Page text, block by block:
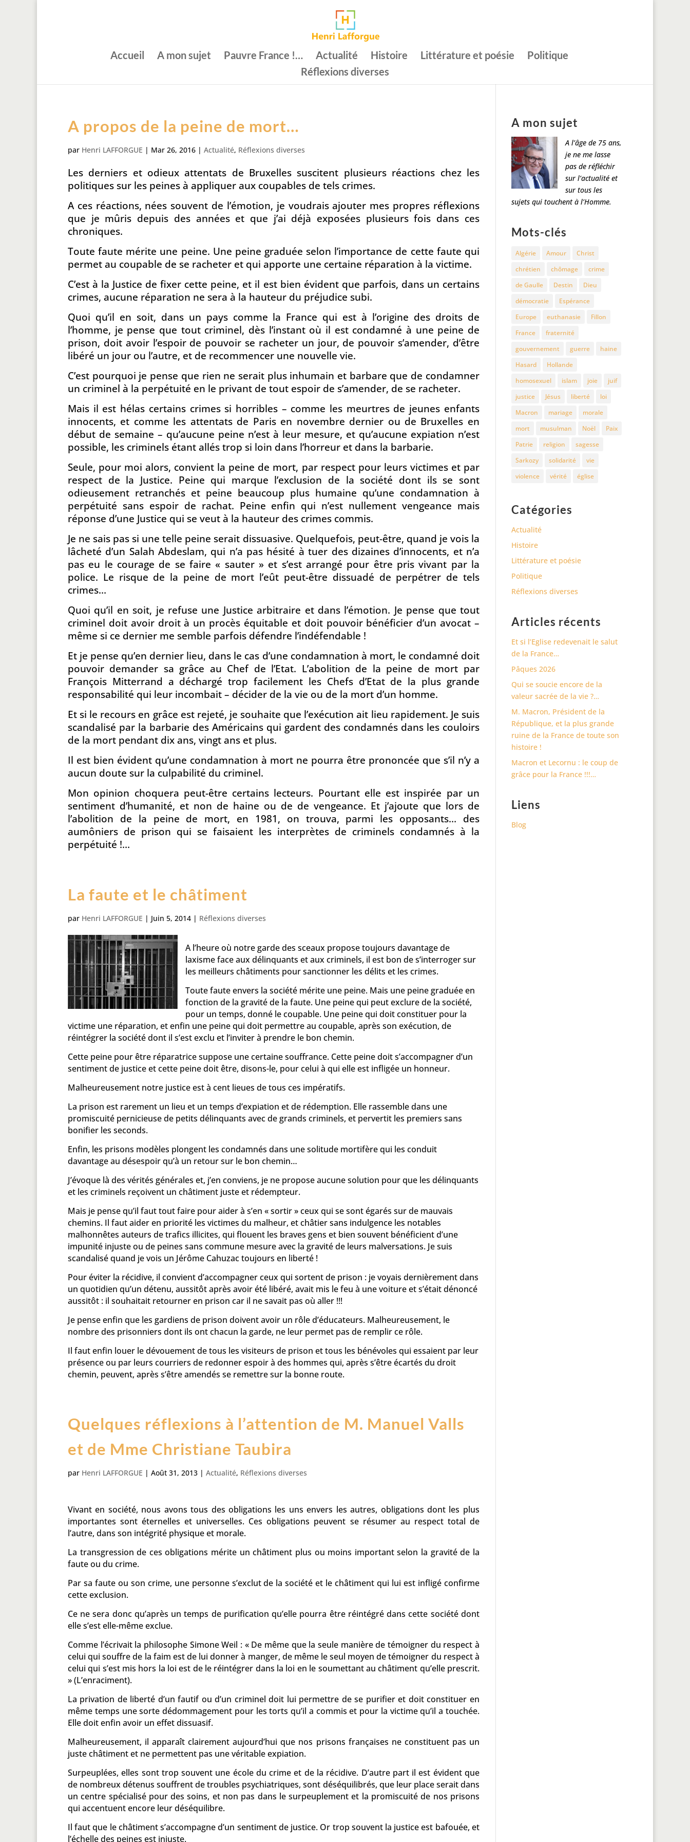
Accueil A mon sujet Pauvre France !… Actualité Histoire Littérature et poésie
Politique
Réflexions diverses
A propos de la peine de mort…
par Henri LAFFORGUE | Mar 26, 2016 | Actualité, Réflexions diverses
Les derniers et odieux attentats de Bruxelles suscitent plusieurs réactions chez les
politiques sur les peines à appliquer aux coupables de tels crimes.
A ces réactions, nées souvent de l’émotion, je voudrais ajouter mes propres réflexions
que je mûris depuis des années et que j’ai déjà exposées plusieurs fois dans ces
chroniques.
Toute faute mérite une peine. Une peine graduée selon l’importance de cette faute qui
permet au coupable de se racheter et qui apporte une certaine réparation à la victime.
C’est à la Justice de fixer cette peine, et il est bien évident que parfois, dans un certains
crimes, aucune réparation ne sera à la hauteur du préjudice subi.
Quoi qu’il en soit, dans un pays comme la France qui est à l’origine des droits de
l’homme, je pense que tout criminel, dès l’instant où il est condamné à une peine de
prison, doit avoir l’espoir de pouvoir se racheter un jour, de pouvoir s’amender, d’être
libéré un jour ou l’autre, et de recommencer une nouvelle vie.
C’est pourquoi je pense que rien ne serait plus inhumain et barbare que de condamner
un criminel à la perpétuité en le privant de tout espoir de s’amender, de se racheter.
Mais il est hélas certains crimes si horribles – comme les meurtres de jeunes enfants
innocents, et comme les attentats de Paris en novembre dernier ou de Bruxelles en
début de semaine – qu’aucune peine n’est à leur mesure, et qu’aucune expiation n’est
possible, les criminels étant allés trop si loin dans l’horreur et dans la barbarie.
Seule, pour moi alors, convient la peine de mort, par respect pour leurs victimes et par
respect de la Justice. Peine qui marque l’exclusion de la société dont ils se sont
odieusement retranchés et peine beaucoup plus humaine qu’une condamnation à
perpétuité sans espoir de rachat. Peine enfin qui n’est nullement vengeance mais
réponse d’une Justice qui se veut à la hauteur des crimes commis.
Je ne sais pas si une telle peine serait dissuasive. Quelquefois, peut-être, quand je vois la
lâcheté d’un Salah Abdeslam, qui n’a pas hésité à tuer des dizaines d’innocents, et n’a
pas eu le courage de se faire « sauter » et s’est arrangé pour être pris vivant par la
police. Le risque de la peine de mort l’eût peut-être dissuadé de perpétrer de tels
crimes…
Quoi qu’il en soit, je refuse une Justice arbitraire et dans l’émotion. Je pense que tout
criminel doit avoir droit à un procès équitable et doit pouvoir bénéficier d’un avocat –
même si ce dernier me semble parfois défendre l’indéfendable !
Et je pense qu’en dernier lieu, dans le cas d’une condamnation à mort, le condamné doit
pouvoir demander sa grâce au Chef de l’Etat. L’abolition de la peine de mort par
François Mitterrand a déchargé trop facilement les Chefs d’Etat de la plus grande
responsabilité qui leur incombait – décider de la vie ou de la mort d’un homme.
Et si le recours en grâce est rejeté, je souhaite que l’exécution ait lieu rapidement. Je suis
scandalisé par la barbarie des Américains qui gardent des condamnés dans les couloirs
de la mort pendant dix ans, vingt ans et plus.
Il est bien évident qu’une condamnation à mort ne pourra être prononcée que s’il n’y a
aucun doute sur la culpabilité du criminel.
Mon opinion choquera peut-être certains lecteurs. Pourtant elle est inspirée par un
sentiment d’humanité, et non de haine ou de de vengeance. Et j’ajoute que lors de
l’abolition de la peine de mort, en 1981, on trouva, parmi les opposants… des
aumôniers de prison qui se faisaient les interprètes de criminels condamnés à la
perpétuité !…
La faute et le châtiment
par Henri LAFFORGUE | Juin 5, 2014 | Réflexions diverses
A l’heure où notre garde des sceaux propose toujours davantage de
laxisme face aux délinquants et aux criminels, il est bon de s’interroger sur
les meilleurs châtiments pour sanctionner les délits et les crimes.
Toute faute envers la société mérite une peine. Mais une peine graduée en
fonction de la gravité de la faute. Une peine qui peut exclure de la société,
pour un temps, donné le coupable. Une peine qui doit constituer pour la
victime une réparation, et enfin une peine qui doit permettre au coupable, après son exécution, de
réintégrer la société dont il s’est exclu et l’inviter à prendre le bon chemin.
Cette peine pour être réparatrice suppose une certaine souffrance. Cette peine doit s’accompagner d’un
sentiment de justice et cette peine doit être, disons-le, pour celui à qui elle est infligée un honneur.
Malheureusement notre justice est à cent lieues de tous ces impératifs.
La prison est rarement un lieu et un temps d’expiation et de rédemption. Elle rassemble dans une
promiscuité pernicieuse de petits délinquants avec de grands criminels, et pervertit les premiers sans
bonifier les seconds.
Enfin, les prisons modèles plongent les condamnés dans une solitude mortifère qui les conduit
davantage au désespoir qu’à un retour sur le bon chemin…
J’évoque là des vérités générales et, j’en conviens, je ne propose aucune solution pour que les délinquants
et les criminels reçoivent un châtiment juste et rédempteur.
Mais je pense qu’il faut tout faire pour aider à s’en « sortir » ceux qui se sont égarés sur de mauvais
chemins. Il faut aider en priorité les victimes du malheur, et châtier sans indulgence les notables
malhonnêtes auteurs de trafics illicites, qui flouent les braves gens et bien souvent bénéficient d’une
impunité injuste ou de peines sans commune mesure avec la gravité de leurs malversations. Je suis
scandalisé quand je vois un Jérôme Cahuzac toujours en liberté !
Pour éviter la récidive, il convient d’accompagner ceux qui sortent de prison : je voyais dernièrement dans
un quotidien qu’un détenu, aussitôt après avoir été libéré, avait mis le feu à une voiture et s’était dénoncé
aussitôt : il souhaitait retourner en prison car il ne savait pas où aller !!!
Je pense enfin que les gardiens de prison doivent avoir un rôle d’éducateurs. Malheureusement, le
nombre des prisonniers dont ils ont chacun la garde, ne leur permet pas de remplir ce rôle.
Il faut enfin louer le dévouement de tous les visiteurs de prison et tous les bénévoles qui essaient par leur
présence ou par leurs courriers de redonner espoir à des hommes qui, après s’être écartés du droit
chemin, peuvent, après s’être amendés se remettre sur la bonne route.
Quelques réflexions à l’attention de M. Manuel Valls
et de Mme Christiane Taubira
par Henri LAFFORGUE | Août 31, 2013 | Actualité, Réflexions diverses
Vivant en société, nous avons tous des obligations les uns envers les autres, obligations dont les plus
importantes sont éternelles et universelles. Ces obligations peuvent se résumer au respect total de
l’autre, dans son intégrité physique et morale.
La transgression de ces obligations mérite un châtiment plus ou moins important selon la gravité de la
faute ou du crime.
Par sa faute ou son crime, une personne s’exclut de la société et le châtiment qui lui est infligé confirme
cette exclusion.
Ce ne sera donc qu’après un temps de purification qu’elle pourra être réintégré dans cette société dont
elle s’est elle-même exclue.
Comme l’écrivait la philosophe Simone Weil : « De même que la seule manière de témoigner du respect à
celui qui souffre de la faim est de lui donner à manger, de même le seul moyen de témoigner du respect à
celui qui s’est mis hors la loi est de le réintégrer dans la loi en le soumettant au châtiment qu’elle prescrit.
» (L’enraciment).
La privation de liberté d’un fautif ou d’un criminel doit lui permettre de se purifier et doit constituer en
même temps une sorte dédommagement pour les torts qu’il a commis et pour la victime qu’il a touchée.
Elle doit enfin avoir un effet dissuasif.
Malheureusement, il apparaît clairement aujourd’hui que nos prisons françaises ne constituent pas un
juste châtiment et ne permettent pas une véritable expiation.
Surpeuplées, elles sont trop souvent une école du crime et de la récidive. D’autre part il est évident que
de nombreux détenus souffrent de troubles psychiatriques, sont déséquilibrés, que leur place serait dans
un centre spécialisé pour des soins, et non pas dans le surpeuplement et la promiscuité de nos prisons
qui accentuent encore leur déséquilibre.
Il faut que le châtiment s’accompagne d’un sentiment de justice. Or trop souvent la justice est bafouée, et
l’échelle des peines est injuste.
A mon sujet
A l’âge de 75 ans,
je ne me lasse
pas de réfléchir
sur l’actualité et
sur tous les
sujets qui touchent à l’Homme.
Mots-clés
Algérie Amour
Christ
chrétien
chômage
crime
de Gaulle
Destin
Dieu
démocratie
Espérance
Europe
euthanasie
Fillon
France
fraternité
gouvernement
guerre
haine
Hasard
Hollande
homosexuel
islam joie
juif
justice
Jésus liberté
loi
Macron
mariage
morale
mort
musulman Noël
Paix
Patrie
religion
sagesse
Sarkozy
solidarité
vie
violence
vérité église
Catégories
Actualité
Histoire
Littérature et poésie
Politique
Réflexions diverses
Articles récents
Et si l’Eglise redevenait le salut
de la France…
Pâques 2026
Qui se soucie encore de la
valeur sacrée de la vie ?…
M. Macron, Président de la
République, et la plus grande
ruine de la France de toute son
histoire !
Macron et Lecornu : le coup de
grâce pour la France !!!…
Liens
Blog